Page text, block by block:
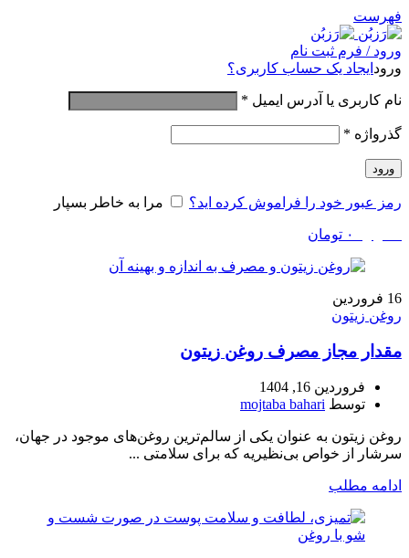
فهرست
ورود / فرم ثبت نام
ورود ایجاد یک حساب کاربری؟
نام کاربری یا آدرس ایمیل *
گذرواژه *
ورود
رمز عبور خود را فراموش کرده اید؟ مرا به خاطر بسپار
۰ تومان
16 فروردین
روغن زیتون
مقدار مجاز مصرف روغن زیتون
فروردین 16, 1404
توسط mojtaba bahari
روغن زیتون به عنوان یکی از سالم‌ترین روغن‌های موجود در جهان،
سرشار از خواص بی‌نظیریه که برای سلامتی ...
ادامه مطلب